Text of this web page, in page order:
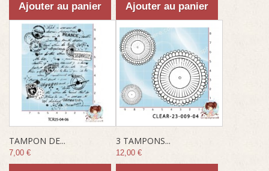
Ajouter au panier Ajouter au panier
TAMPON DE...
7,00 €
3 TAMPONS...
12,00 €